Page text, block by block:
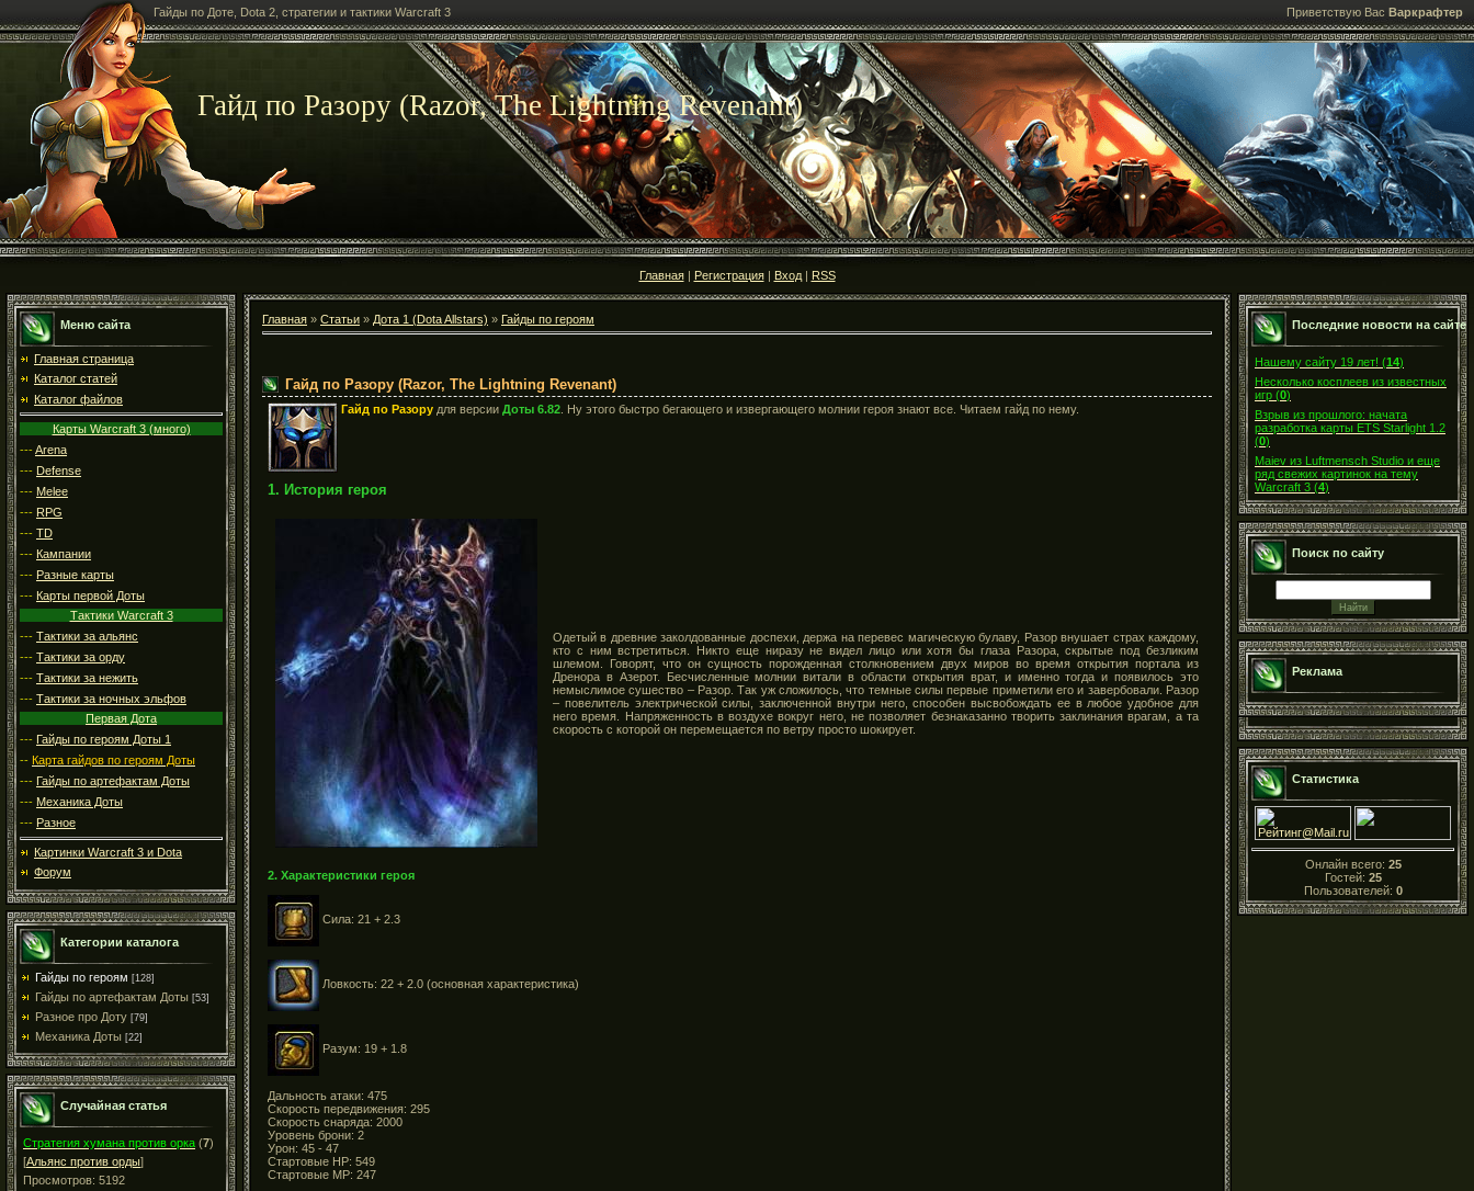
Гайды по Доте, Dota 2, стратегии и тактики Warcraft 3 Приветствую Вас Варкрафтер
Гайд по Разору (Razor, The Lightning Revenant)
Главная| Регистрация| Вход| RSS
Меню сайта
Главная страница
Каталог статей
Каталог файлов
Карты Warcraft 3 (много)
---Arena
--- Defense
--- Melee
--- RPG
--- TD
--- Кампании
--- Разные карты
--- Карты первой Доты
Тактики Warcraft 3
--- Тактики за альянс
--- Тактики за орду
--- Тактики за нежить
--- Тактики за ночных эльфов
Первая Дота
--- Гайды по героям Доты 1
-- Карта гайдов по героям Доты
--- Гайды по артефактам Доты
--- Механика Доты
--- Разное
Картинки Warcraft 3 и Dota
Форум
Категории каталога
Гайды по героям [128]
Гайды по артефактам Доты [53]
Разное про Доту [79]
Механика Доты [22]
Случайная статья
Cтратегия хумана против орка (7)
[Альянс против орды]
Просмотров: 5192
Главная » Статьи » Дота 1 (Dota Allstars) » Гайды по героям
Гайд по Разору (Razor, The Lightning Revenant)
Гайд по Разору для версии Доты 6.82 . Ну этого быстро бегающего и извергающего молнии героя знают все. Читаем гайд по нему.
1. История героя
Одетый в древние заколдованные доспехи, держа на перевес магическую булаву, Разор внушает страх каждому,
кто с ним встретиться. Никто еще ниразу не видел лицо или хотя бы глаза Разора, скрытые под безликим
шлемом. Говорят, что он сущность порожденная столкновением двух миров во время открытия портала из
Дренора в Азерот. Бесчисленные молнии витали в области открытия врат, и именно тогда и появилось это
немыслимое сушество – Разор. Так уж сложилось, что темные силы первые приметили его и завербовали. Разор
– повелитель электрической силы, заключенной внутри него, способен высвобождать ее в любое удобное для
него время. Напряженность в воздухе вокруг него, не позволяет безнаказанно творить заклинания врагам, а та
скорость с которой он перемещается по ветру просто шокирует.
2. Характеристики героя
Сила: 21 + 2.3
Ловкость: 22 + 2.0 (основная характеристика)
Разум: 19 + 1.8
Дальность атаки: 475
Скорость передвижения: 295
Скорость снаряда: 2000
Уровень брони: 2
Урон: 45 - 47
Стартовые HP: 549
Стартовые MP: 247
Последние новости на сайте
Нашему сайту 19 лет! (14)
Несколько косплеев из известных
игр (0)
Взрыв из прошлого: начата
разработка карты ETS Starlight 1.2
(0)
Maiev из Luftmensch Studio и еще
ряд свежих картинок на тему
Warcraft 3 (4)
Поиск по сайту
Реклама
Статистика
Онлайн всего: 25
Гостей: 25
Пользователей: 0